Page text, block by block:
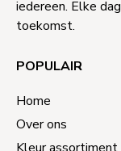
iedereen. Elke
toekomst.
POPULAIR
Home
Over ons